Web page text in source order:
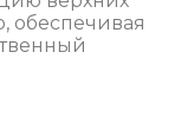
обеспечивая